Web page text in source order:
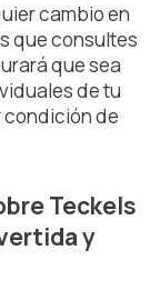
cambio en
que consultes
que sea
de tu
condición de
Teckels
y